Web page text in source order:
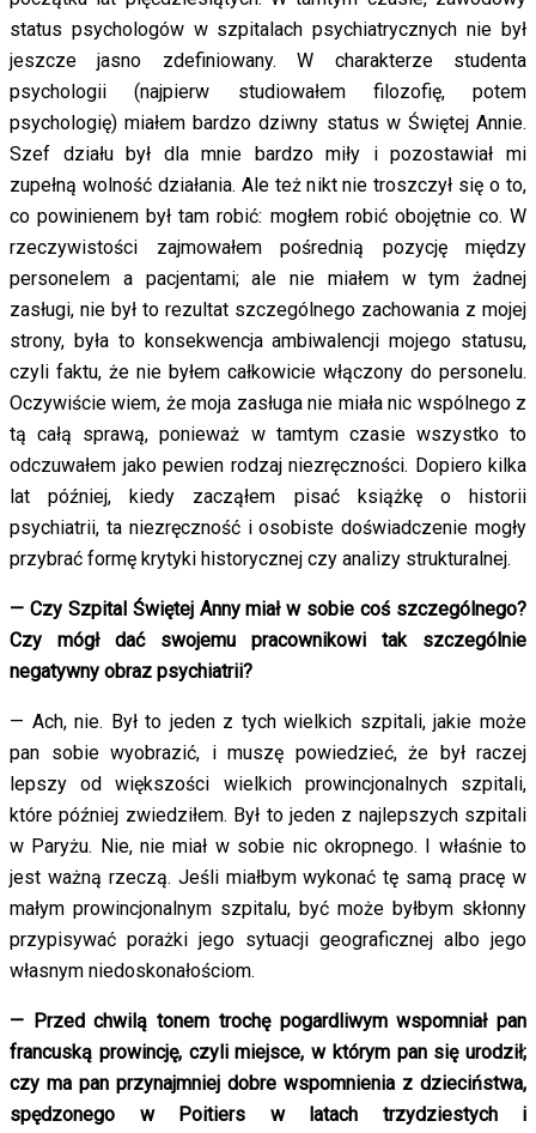
status psychologów w szpitalach psychiatrycznych nie był
jeszcze jasno zdefiniowany. W charakterze studenta
psychologii (najpierw studiowałem filozofię, potem
psychologię) miałem bardzo dziwny status w Świętej Annie.
Szef działu był dla mnie bardzo miły i pozostawiał mi
zupełną wolność działania. Ale też nikt nie troszczył się o to,
co powinienem był tam robić: mogłem robić obojętnie co. W
rzeczywistości zajmowałem pośrednią pozycję między
personelem a pacjentami; ale nie miałem w tym żadnej
zasługi, nie był to rezultat szczególnego zachowania z mojej
strony, była to konsekwencja ambiwalencji mojego statusu,
czyli faktu, że nie byłem całkowicie włączony do personelu.
Oczywiście wiem, że moja zasługa nie miała nic wspólnego z
tą całą sprawą, ponieważ w tamtym czasie wszystko to
odczuwałem jako pewien rodzaj niezręczności. Dopiero kilka
lat później, kiedy zacząłem pisać książkę o historii
psychiatrii, ta niezręczność i osobiste doświadczenie mogły
przybrać formę krytyki historycznej czy analizy strukturalnej.
— Czy Szpital Świętej Anny miał w sobie coś szczególnego?
Czy mógł dać swojemu pracownikowi tak szczególnie
negatywny obraz psychiatrii?
— Ach, nie. Był to jeden z tych wielkich szpitali, jakie może
pan sobie wyobrazić, i muszę powiedzieć, że był raczej
lepszy od większości wielkich prowincjonalnych szpitali,
które później zwiedziłem. Był to jeden z najlepszych szpitali
w Paryżu. Nie, nie miał w sobie nic okropnego. I właśnie to
jest ważną rzeczą. Jeśli miałbym wykonać tę samą pracę w
małym prowincjonalnym szpitalu, być może byłbym skłonny
przypisywać porażki jego sytuacji geograficznej albo jego
własnym niedoskonałościom.
— Przed chwilą tonem trochę pogardliwym wspomniał pan
francuską prowincję, czyli miejsce, w którym pan się urodził;
czy ma pan przynajmniej dobre wspomnienia z dzieciństwa,
spędzonego w Poitiers w latach trzydziestych i